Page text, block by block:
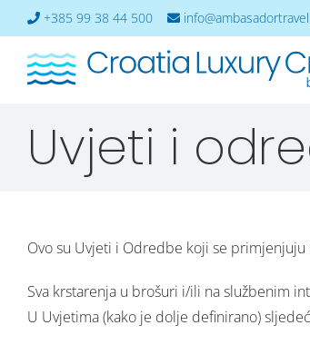
to
content
+385 99 38 44 500
M/S Ambassador – Split-Dubrovnik
M/S Mama Marija II – Dubrovnik-Split
M/S Mama Marija I – Split-Dubrovnik
M/S Mama Marija I – Dubrovnik-Split
Uvjeti i
Ovo su Uvjeti i Odredbe koji se
Sva krstarenja u brošuri i/ili na službenim
U Uvjetima (kako je dolje definirano)